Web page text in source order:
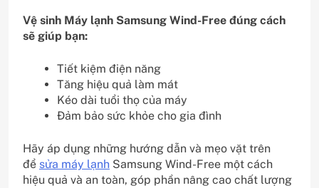
Vệ sinh Máy lạnh Samsung Wind-Free đúng cách
sẽ giúp bạn:
Tiết kiệm điện năng
Tăng hiệu quả làm mát
Kéo dài tuổi thọ của máy
Đảm bảo sức khỏe cho gia đình
Hãy áp dụng những hướng dẫn và mẹo vặt trên
để sửa máy lạnh Samsung Wind-Free một cách
hiệu quả và an toàn, góp phần nâng cao chất lượng